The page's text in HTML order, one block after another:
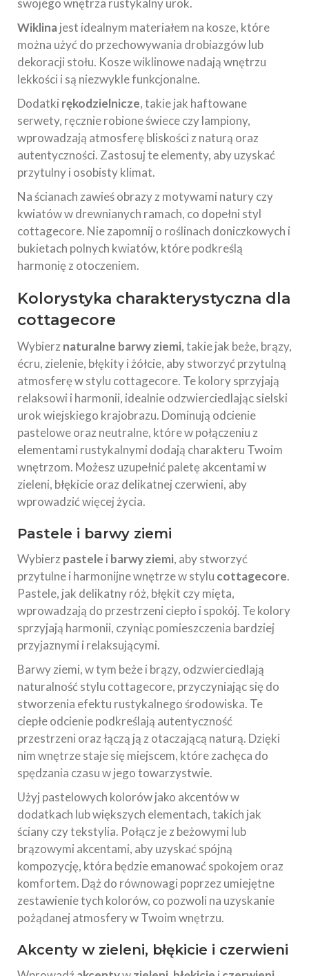
Wiklinajest idealnym materiałem na kosze, które
można użyć do przechowywania drobiazgów lub
dekoracji stołu. Kosze wiklinowe nadają wnętrzu
lekkości i są niezwykle funkcjonalne.
Dodatki rękodzielnicze, takie jak haftowane
serwety, ręcznie robione świece czy lampiony,
wprowadzają atmosferę bliskości z naturą oraz
autentyczności. Zastosuj te elementy, aby uzyskać
przytulny i osobisty klimat.
Na ścianach zawieś obrazy z motywami natury czy
kwiatów w drewnianych ramach, co dopełni styl
cottagecore. Nie zapomnij o roślinach doniczkowych i
bukietach polnych kwiatów, które podkreślą
harmonię z otoczeniem.
Kolorystyka charakterystyczna dla
cottagecore
Wybierz naturalne barwy ziemi, takie jak beże, brązy,
écru, zielenie, błękity i żółcie, aby stworzyć przytulną
atmosferę w stylu cottagecore. Te kolory sprzyjają
relaksowi i harmonii, idealnie odzwierciedlając sielski
urok wiejskiego krajobrazu. Dominują odcienie
pastelowe oraz neutralne, które w połączeniu z
elementami rustykalnymi dodają charakteru Twoim
wnętrzom. Możesz uzupełnić paletę akcentami w
zieleni, błękicie oraz delikatnej czerwieni, aby
wprowadzić więcej życia.
Pastele i barwy ziemi
Wybierz pastele i barwy ziemi, aby stworzyć
przytulne i harmonijne wnętrze w stylu cottagecore.
Pastele, jak delikatny róż, błękit czy mięta,
wprowadzają do przestrzeni ciepło i spokój. Te kolory
sprzyjają harmonii, czyniąc pomieszczenia bardziej
przyjaznymi i relaksującymi.
Barwy ziemi, w tym beże i brązy, odzwierciedlają
naturalność stylu cottagecore, przyczyniając się do
stworzenia efektu rustykalnego środowiska. Te
ciepłe odcienie podkreślają autentyczność
przestrzeni oraz łączą ją z otaczającą naturą. Dzięki
nim wnętrze staje się miejscem, które zachęca do
spędzania czasu w jego towarzystwie.
Użyj pastelowych kolorów jako akcentów w
dodatkach lub większych elementach, takich jak
ściany czy tekstylia. Połącz je z beżowymi lub
brązowymi akcentami, aby uzyskać spójną
kompozycję, która będzie emanować spokojem oraz
komfortem. Dąż do równowagi poprzez umiejętne
zestawienie tych kolorów, co pozwoli na uzyskanie
pożądanej atmosfery w Twoim wnętrzu.
Akcenty w zieleni, błękicie i czerwieni